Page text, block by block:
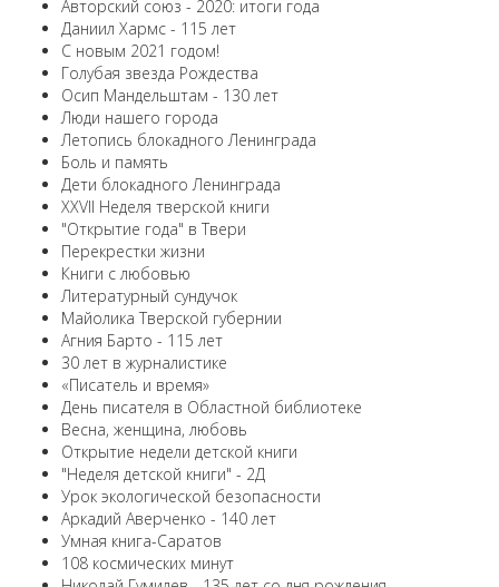
Авторский союз - 2020: итоги года
Даниил Хармс - 115 лет
С новым 2021 годом!
Голубая звезда Рождества
Осип Мандельштам - 130 лет
Люди нашего города
Летопись блокадного Ленинграда
Боль и память
Дети блокадного Ленинграда
XXVII Неделя тверской книги
"Открытие года" в Твери
Перекрестки жизни
Книги с любовью
Литературный сундучок
Майолика Тверской губернии
Агния Барто - 115 лет
30 лет в журналистике
«Писатель и время»
День писателя в Областной библиотеке
Весна, женщина, любовь
Открытие недели детской книги
"Неделя детской книги" - 2Д
Урок экологической безопасности
Аркадий Аверченко - 140 лет
Умная книга-Саратов
108 космических минут